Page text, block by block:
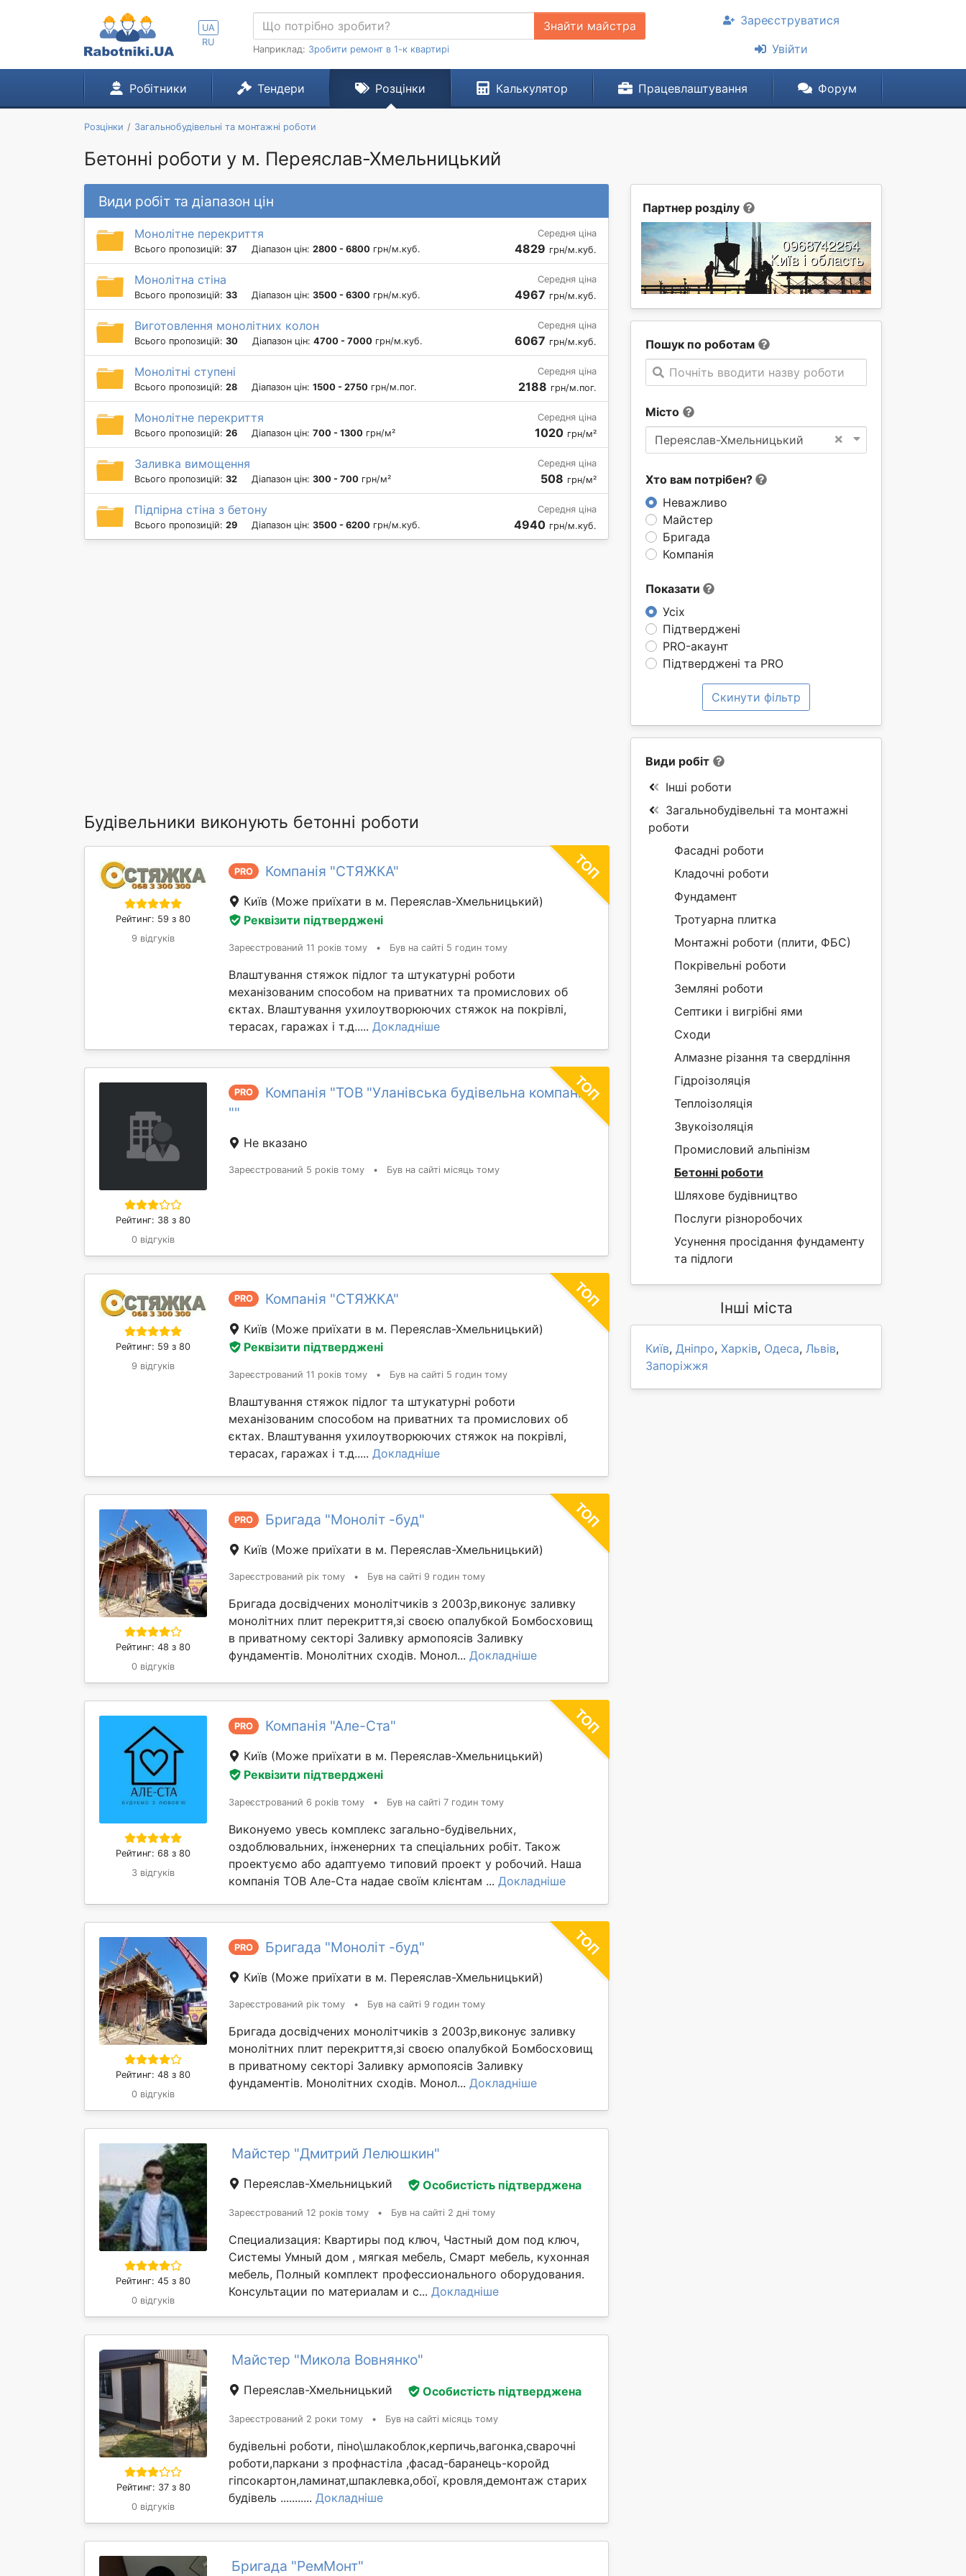
UA
RU
Знайти майстра
Наприклад: Зробити ремонт в 1-к квартирі
Зареєструватися
Увійти
Робітники Тендери Розцінки Калькулятор Працевлаштування Форум
Розцінки Загальнобудівельні та монтажні роботи
Бетонні роботи у м. Переяслав-Хмельницький
Партнер розділу
Пошук по роботам
Почніть вводити назву роботи
Місто
×
Переяслав-Хмельницький
Хто вам потрібен?
Неважливо
Майстер
Бригада
Компанія
Показати
Усіх
Підтверджені
PRO-акаунт
Підтверджені та PRO
Скинути фільтр
Види робіт та діапазон цін
Монолітне перекриття
Всього пропозицій: 37 Діапазон цін: 2800 - 6800 грн/м.куб.
Середня ціна
4829 грн/м.куб.
Монолітна стіна
Всього пропозицій: 33 Діапазон цін: 3500 - 6300 грн/м.куб.
Середня ціна
4967 грн/м.куб.
Виготовлення монолітних колон
Всього пропозицій: 30 Діапазон цін: 4700 - 7000 грн/м.куб.
Середня ціна
6067 грн/м.куб.
Монолітні ступені
Всього пропозицій: 28 Діапазон цін: 1500 - 2750 грн/м.пог.
Середня ціна
2188 грн/м.пог.
Монолітне перекриття
Всього пропозицій: 26 Діапазон цін: 700 - 1300 грн/м²
Середня ціна
1020 грн/м²
Заливка вимощення
Всього пропозицій: 32 Діапазон цін: 300 - 700 грн/м²
Середня ціна
508 грн/м²
Підпірна стіна з бетону
Всього пропозицій: 29 Діапазон цін: 3500 - 6200 грн/м.куб.
Середня ціна
4940 грн/м.куб.
Будівельники виконують бетонні роботи
Рейтинг: 59 з 80
9 відгуків
PRO Компанія "СТЯЖКА"
Київ (Може приїхати в м. Переяслав-Хмельницький)
Реквізити підтверджені
Зареєстрований 11 років тому • Був на сайті 5 годин тому
Влаштування стяжок підлог та штукатурні роботи
механізованим способом на приватних та промислових об
єктах. Влаштування ухилоутворюючих стяжок на покрівлі,
терасах, гаражах і т.д..... Докладніше
Рейтинг: 38 з 80
0 відгуків
PRO
Компанія "ТОВ "Уланівська будівельна компанія
""
Не вказано
Зареєстрований 5 років тому • Був на сайті місяць тому
Рейтинг: 59 з 80
9 відгуків
PRO Компанія "СТЯЖКА"
Київ (Може приїхати в м. Переяслав-Хмельницький)
Реквізити підтверджені
Зареєстрований 11 років тому • Був на сайті 5 годин тому
Влаштування стяжок підлог та штукатурні роботи
механізованим способом на приватних та промислових об
єктах. Влаштування ухилоутворюючих стяжок на покрівлі,
терасах, гаражах і т.д..... Докладніше
Рейтинг: 48 з 80
0 відгуків
PRO Бригада "Моноліт -буд"
Київ (Може приїхати в м. Переяслав-Хмельницький)
Зареєстрований рік тому • Був на сайті 9 годин тому
Бригада досвідчених монолітчиків з 2003р,виконує заливку
монолітних плит перекриття,зі своєю опалубкой Бомбосховищ
в приватному секторі Заливку армопоясів Заливку
фундаментів. Монолітних сходів. Монол... Докладніше
Рейтинг: 68 з 80
3 відгуків
PRO Компанія "Але-Ста"
Київ (Може приїхати в м. Переяслав-Хмельницький)
Реквізити підтверджені
Зареєстрований 6 років тому • Був на сайті 7 годин тому
Виконуемо увесь комплекс загально-будівельних,
оздоблювальних, інженерних та спеціальних робіт. Також
проектуємо або адаптуемо типовий проект у робочий. Наша
компанія ТОВ Але-Ста надае своїм клієнтам ... Докладніше
Рейтинг: 48 з 80
0 відгуків
PRO Бригада "Моноліт -буд"
Київ (Може приїхати в м. Переяслав-Хмельницький)
Зареєстрований рік тому • Був на сайті 9 годин тому
Бригада досвідчених монолітчиків з 2003р,виконує заливку
монолітних плит перекриття,зі своєю опалубкой Бомбосховищ
в приватному секторі Заливку армопоясів Заливку
фундаментів. Монолітних сходів. Монол... Докладніше
Рейтинг: 45 з 80
0 відгуків
Майстер "Дмитрий Лелюшкин"
Переяслав-Хмельницький Особистість підтверджена
Зареєстрований 12 років тому • Був на сайті 2 дні тому
Специализация: Квартиры под ключ, Частный дом под ключ,
Системы Умный дом , мягкая мебель, Смарт мебель, кухонная
мебель, Полный комплект профессионального оборудования.
Консультации по материалам и с... Докладніше
Рейтинг: 37 з 80
0 відгуків
Майстер "Микола Вовнянко"
Переяслав-Хмельницький Особистість підтверджена
Зареєстрований 2 роки тому • Був на сайті місяць тому
будівельні роботи, піно\шлакоблок,керпичь,вагонка,сварочні
роботи,паркани з профнастіла ,фасад-баранець-коройд
гіпсокартон,ламинат,шпаклевка,обої, кровля,демонтаж старих
будівель ........... Докладніше
Бригада "РемМонт"
Види робіт
Інші роботи
Загальнобудівельні та монтажні
роботи
Фасадні роботи
Кладочні роботи
Фундамент
Тротуарна плитка
Монтажні роботи (плити, ФБС)
Покрівельні роботи
Земляні роботи
Септики і вигрібні ями
Сходи
Алмазне різання та свердління
Гідроізоляція
Теплоізоляція
Звукоізоляція
Промисловий альпінізм
Бетонні роботи
Шляхове будівництво
Послуги різноробочих
Усунення просідання фундаменту
та підлоги
Інші міста
Київ, Дніпро, Харків, Одеса, Львів,
Запоріжжя